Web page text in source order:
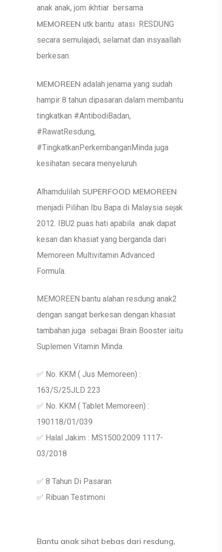
anak anak, jom ikhtiar bersama
MEMOREEN utk bantu atasi RESDUNG
secara semulajadi, selamat dan insyaallah
berkesan.
MEMOREEN adalah jenama yang sudah
hampir 8 tahun dipasaran dalam membantu
tingkatkan #AntibodiBadan,
#RawatResdung,
#TingkatkanPerkembanganMinda juga
kesihatan secara menyeluruh.
Alhamdulilah SUPERFOOD MEMOREEN
menjadi Pilihan Ibu Bapa di Malaysia sejak
2012. IBU2 puas hati apabila anak dapat
kesan dan khasiat yang berganda dari
Memoreen Multivitamin Advanced
Formula.
MEMOREEN bantu alahan resdung anak2
dengan sangat berkesan dengan khasiat
tambahan juga sebagai Brain Booster iaitu
Suplemen Vitamin Minda
✅ No. KKM ( Jus Memoreen) :
163/S/25JLD 223
✅ No. KKM ( Tablet Memoreen) :
190118/01/039
✅ Halal Jakim : MS1500:2009 1117-
03/2018
✅ 8 Tahun Di Pasaran
✅ Ribuan Testimoni
Bantu anak sihat bebas dari resdung,